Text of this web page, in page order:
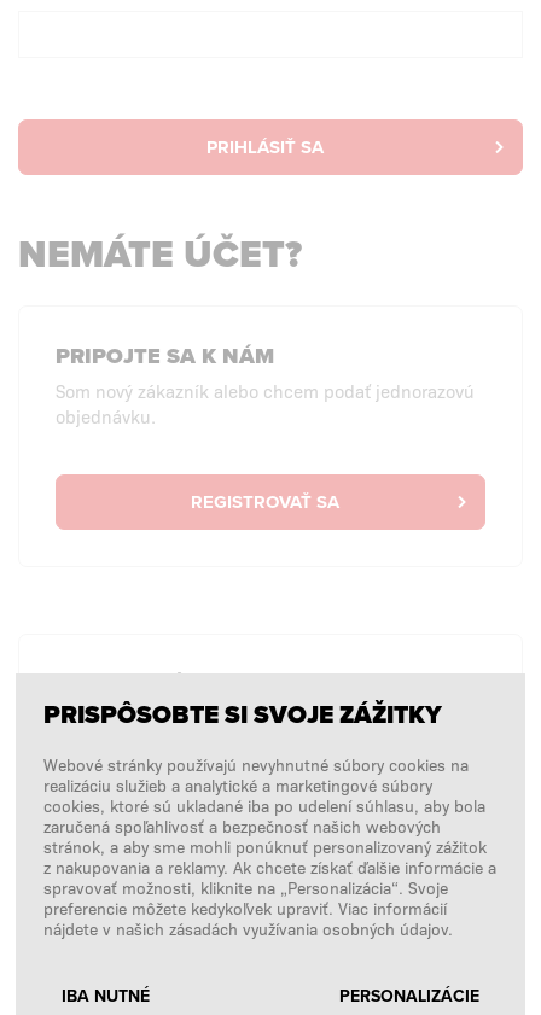
PRIHLÁSIŤ SA
NEMÁTE ÚČET?
PRIPOJTE SA K NÁM
Som nový zákazník alebo chcem podať jednorazovú
objednávku.
REGISTROVAŤ SA
Chcem zadať jednorazovú objednávku bez
NÁKUPY BEZ PRIHLÁSENIA
PRISPÔSOBTE SI SVOJE ZÁŽITKY
Webové stránky používajú nevyhnutné súbory cookies na
realizáciu služieb a analytické a marketingové súbory
cookies, ktoré sú ukladané iba po udelení súhlasu, aby bola
zaručená spoľahlivosť a bezpečnosť našich webových
stránok, a aby sme mohli ponúknuť personalizovaný zážitok
z nakupovania a reklamy. Ak chcete získať ďalšie informácie a
spravovať možnosti, kliknite na „Personalizácia“. Svoje
preferencie môžete kedykoľvek upraviť. Viac informácií
nájdete v našich zásadách využívania osobných údajov.
IBA NUTNÉ PERSONALIZÁCIE